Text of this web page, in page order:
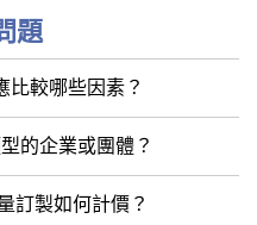
以確保監管和彈性。 專
藝建議，並協助處理設計
而非僅看電腦效果圖，能
型的企業或團體？
題
比較哪些因素？
的企業或團體？
訂製如何計價？